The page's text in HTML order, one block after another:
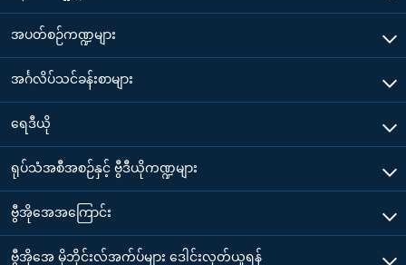
အပတ်စဉ်ကဏ္ဍများ
အင်္ဂလိပ်သင်ခန်းစာများ
ရေဒီယို
ရုပ်သံအစီအစဉ်နှင့် ဗွီဒီယိုကဏ္ဍများ
ဗွီအိုအေအကြောင်း
ဗွီအိုအေ မိုဘိုင်းလ်အက်ပ်များ ဒေါင်းလုတ်ယူရန်